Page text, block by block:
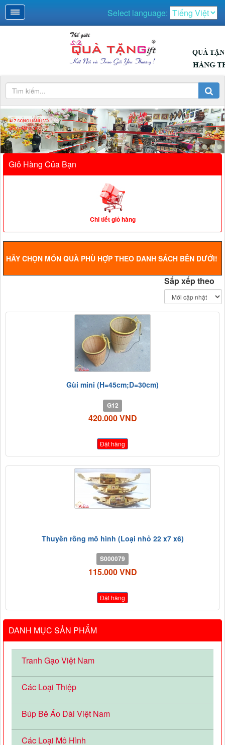
Select language:
HÀNH
GIÁP
Giỏ Hàng Của Bạn
Chi tiết giỏ hàng
HÃY CHỌN MÓN QUÀ PHÙ HỢP THEO DANH SÁCH BÊN DƯỚI!
Sắp xếp theo
Gùi mini (H=45cm;D=30cm)
G12
420.000 VND
Đặt hàng
Thuyền rồng mô hình (Loại nhỏ 22 x7 x6)
S000079
115.000 VND
Đặt hàng
DANH MỤC SẢN PHẨM
Tranh Gạo Việt Nam
Các Loại Thiệp
Búp Bê Áo Dài Việt Nam
Các Loại Mô Hình